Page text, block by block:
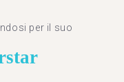
per il suo
star